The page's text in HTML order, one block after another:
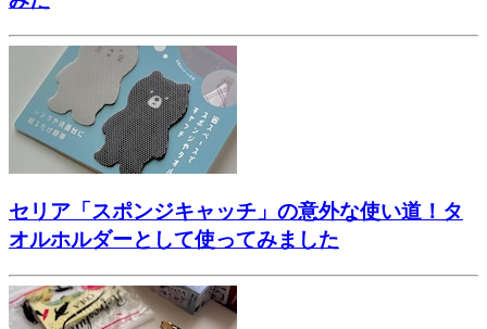
セリア「スポンジキャッチ」の意外な使い道！タ
オルホルダーとして使ってみました